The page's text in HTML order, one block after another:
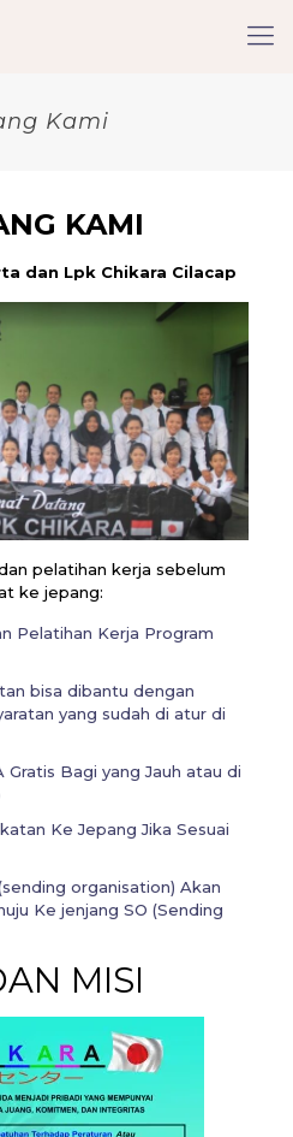
Kami
KAMI
dan Lpk Chikara Cilacap
pelatihan kerja sebelum
ke jepang:
Pelatihan Kerja Program
bisa dibantu dengan
yang sudah di atur di
Gratis Bagi yang Jauh atau di
Ke Jepang Jika Sesuai
organisation) Akan
Ke jenjang SO (Sending
MISI